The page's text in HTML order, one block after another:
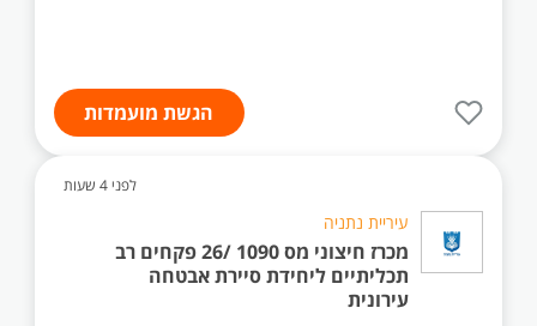
הגשת מועמדות
לפני 4 שעות
עיריית נתניה
מכרז חיצוני מס 1090 /26 פקחים רב
תכליתיים ליחידת סיירת אבטחה
עירונית